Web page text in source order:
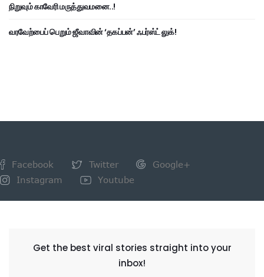
நிறுவும் காவேரி மருத்துவமனை..!
வரவேற்பைப் பெறும் ஜீவாவின் ‘தகப்பன்’ ஃபர்ஸ்ட் லுக்!
Facebook Twitter
Google+
Instagram
Youtube
Get the best viral stories straight into your
inbox!